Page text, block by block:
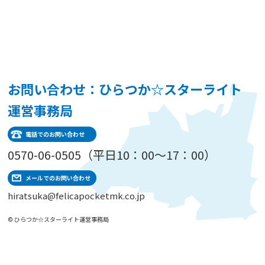
お問い合わせ：ひらつか☆スターライト
運営事務局
電話でのお問い合わせ
0570-06-0505（平日10：00～17：00）
メールでのお問い合わせ
hiratsuka@felicapocketmk.co.jp
© ひらつか☆スターライト運営事務局